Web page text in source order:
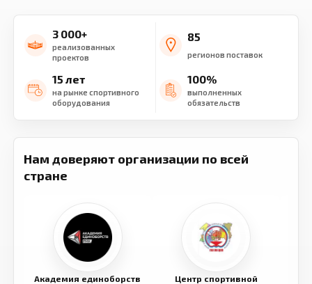
3 000+
реализованных
проектов
85
регионов поставок
15 лет
на рынке спортивного
оборудования
100%
выполненных
обязательств
Нам доверяют организации по всей
стране
Академия единоборств Центр спортивной